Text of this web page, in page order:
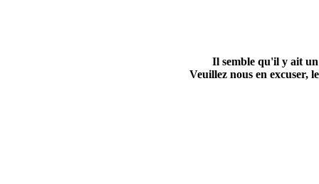
Il semble qu'il y ait
Veuillez nous en excuser,